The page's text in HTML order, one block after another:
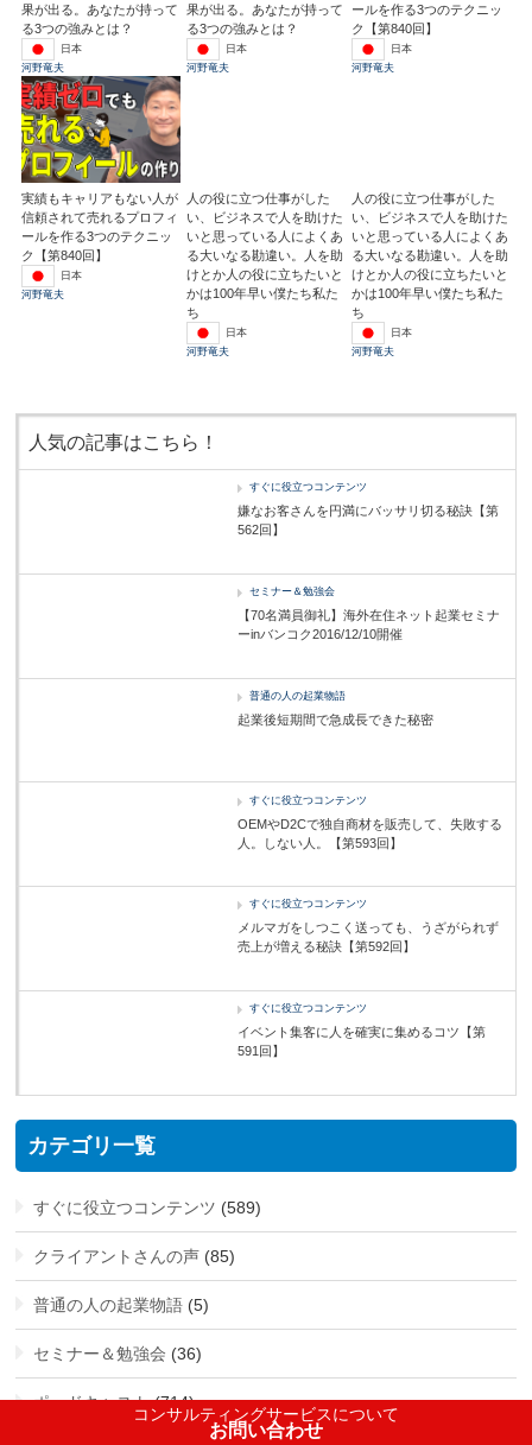
コンサルティングサービスについて
お問い合わせ
果が出る。あなたが持って
る3つの強みとは？
日本
河野竜夫
果が出る。あなたが持って
る3つの強みとは？
日本
河野竜夫
ールを作る3つのテクニッ
ク【第840回】
日本
河野竜夫
実績もキャリアもない人が
信頼されて売れるプロフィ
ールを作る3つのテクニッ
ク【第840回】
日本
河野竜夫
人の役に立つ仕事がした
い、ビジネスで人を助けた
いと思っている人によくあ
る大いなる勘違い。人を助
けとか人の役に立ちたいと
かは100年早い僕たち私た
ち
日本
河野竜夫
人の役に立つ仕事がした
い、ビジネスで人を助けた
いと思っている人によくあ
る大いなる勘違い。人を助
けとか人の役に立ちたいと
かは100年早い僕たち私た
ち
日本
河野竜夫
人気の記事はこちら！
すぐに役立つコンテンツ
嫌なお客さんを円満にバッサリ切る秘訣【第
562回】
セミナー＆勉強会
【70名満員御礼】海外在住ネット起業セミナ
ーinバンコク2016/12/10開催
普通の人の起業物語
起業後短期間で急成長できた秘密
すぐに役立つコンテンツ
OEMやD2Cで独自商材を販売して、失敗する
人。しない人。【第593回】
すぐに役立つコンテンツ
メルマガをしつこく送っても、うざがられず
売上が増える秘訣【第592回】
すぐに役立つコンテンツ
イベント集客に人を確実に集めるコツ【第
591回】
カテゴリ一覧
すぐに役立つコンテンツ (589)
クライアントさんの声 (85)
普通の人の起業物語 (5)
セミナー＆勉強会 (36)
ポッドキャスト(714)